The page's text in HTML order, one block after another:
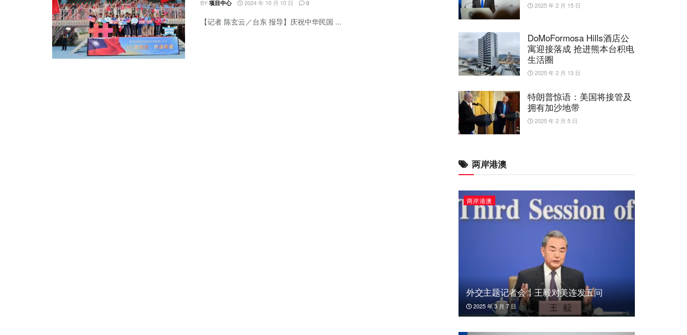
BY 项目中心 2024 年 10 月 10 日 0
【记者 陈玄云／台东 报导】庆祝中华民国 ...
2025 年 2 月 15 日
DoMoFormosa Hills酒店公
寓迎接落成 抢进熊本台积电
生活圈
2025 年 2 月 13 日
特朗普惊语：美国将接管及
拥有加沙地带
2025 年 2 月 5 日
两岸港澳
两岸港澳
外交主题记者会丨王毅对美连发五问
2025 年 3 月 7 日